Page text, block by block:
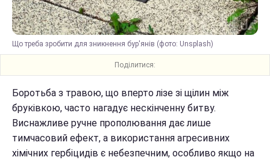
Що треба зробити для зникнення бур'янів (фото: Unsplash)
Поділитися:
Боротьба з травою, що вперто лізе зі щілин між
бруківкою, часто нагадує нескінченну битву.
Виснажливе ручне прополювання дає лише
тимчасовий ефект, а використання агресивних
хімічних гербіцидів є небезпечним, особливо якщо на